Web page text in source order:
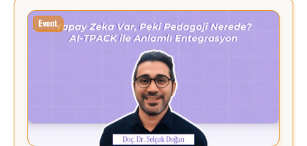
Event